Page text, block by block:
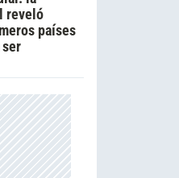
reveló
países